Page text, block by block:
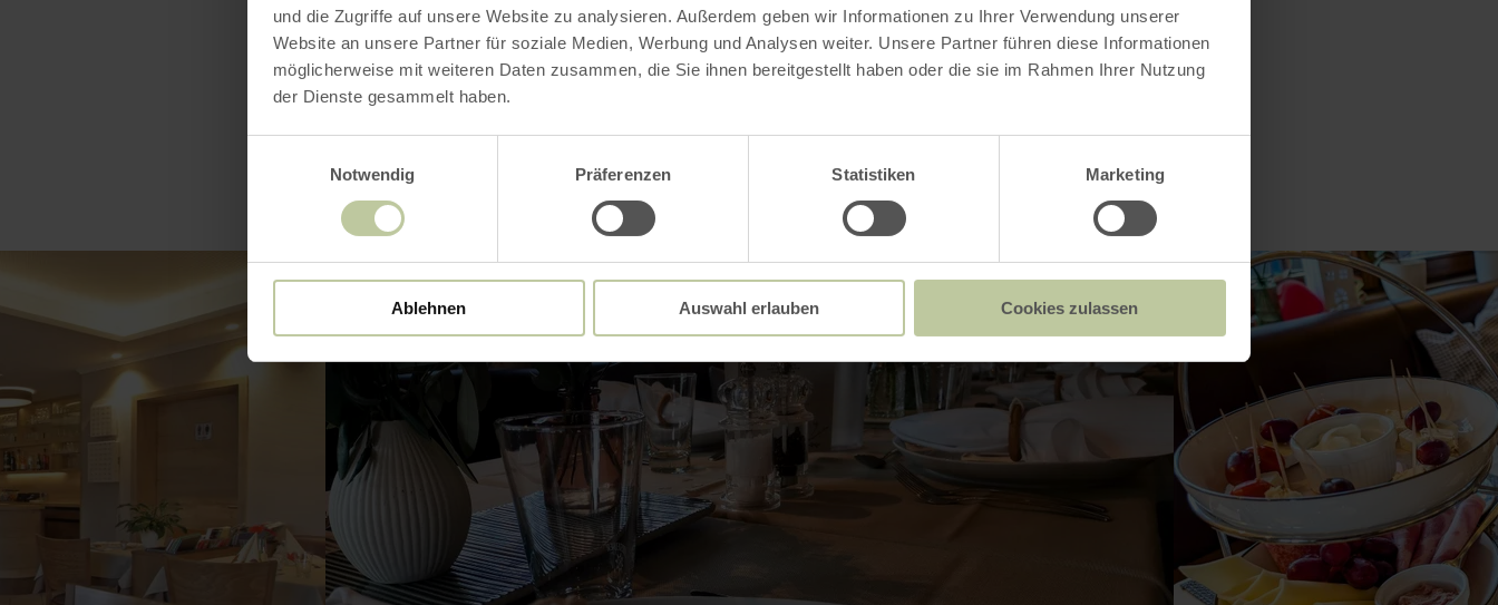
und die Zugriffe auf unsere Website zu analysieren. Außerdem geben wir Informationen zu Ihrer Verwendung unserer
Website an unsere Partner für soziale Medien, Werbung und Analysen weiter. Unsere Partner führen diese Informationen
möglicherweise mit weiteren Daten zusammen, die Sie ihnen bereitgestellt haben oder die sie im Rahmen Ihrer Nutzung
der Dienste gesammelt haben.
Notwendig
Präferenzen Statistiken Marketing
Ablehnen Auswahl erlauben Cookies zulassen
Impressions